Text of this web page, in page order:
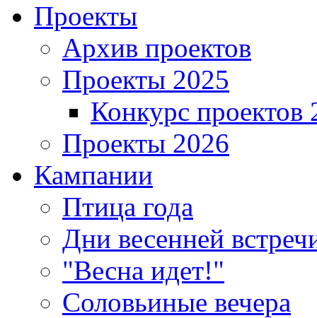
Проекты
Архив проектов
Проекты 2025
Конкурс проектов
Проекты 2026
Кампании
Птица года
Дни весенней
"Весна идет!"
Соловьиные вечера